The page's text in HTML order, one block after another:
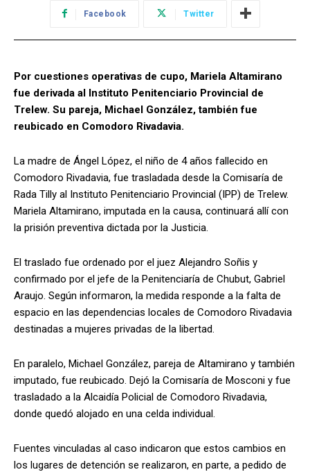
Facebook Twitter
Por cuestiones operativas de cupo, Mariela Altamirano
fue derivada al Instituto Penitenciario Provincial de
Trelew. Su pareja, Michael González, también fue
reubicado en Comodoro Rivadavia.
La madre de Ángel López, el niño de 4 años fallecido en
Comodoro Rivadavia, fue trasladada desde la Comisaría de
Rada Tilly al Instituto Penitenciario Provincial (IPP) de Trelew.
Mariela Altamirano, imputada en la causa, continuará allí con
la prisión preventiva dictada por la Justicia.
El traslado fue ordenado por el juez Alejandro Soñis y
confirmado por el jefe de la Penitenciaría de Chubut, Gabriel
Araujo. Según informaron, la medida responde a la falta de
espacio en las dependencias locales de Comodoro Rivadavia
destinadas a mujeres privadas de la libertad.
En paralelo, Michael González, pareja de Altamirano y también
imputado, fue reubicado. Dejó la Comisaría de Mosconi y fue
trasladado a la Alcaidía Policial de Comodoro Rivadavia,
donde quedó alojado en una celda individual.
Fuentes vinculadas al caso indicaron que estos cambios en
los lugares de detención se realizaron, en parte, a pedido de